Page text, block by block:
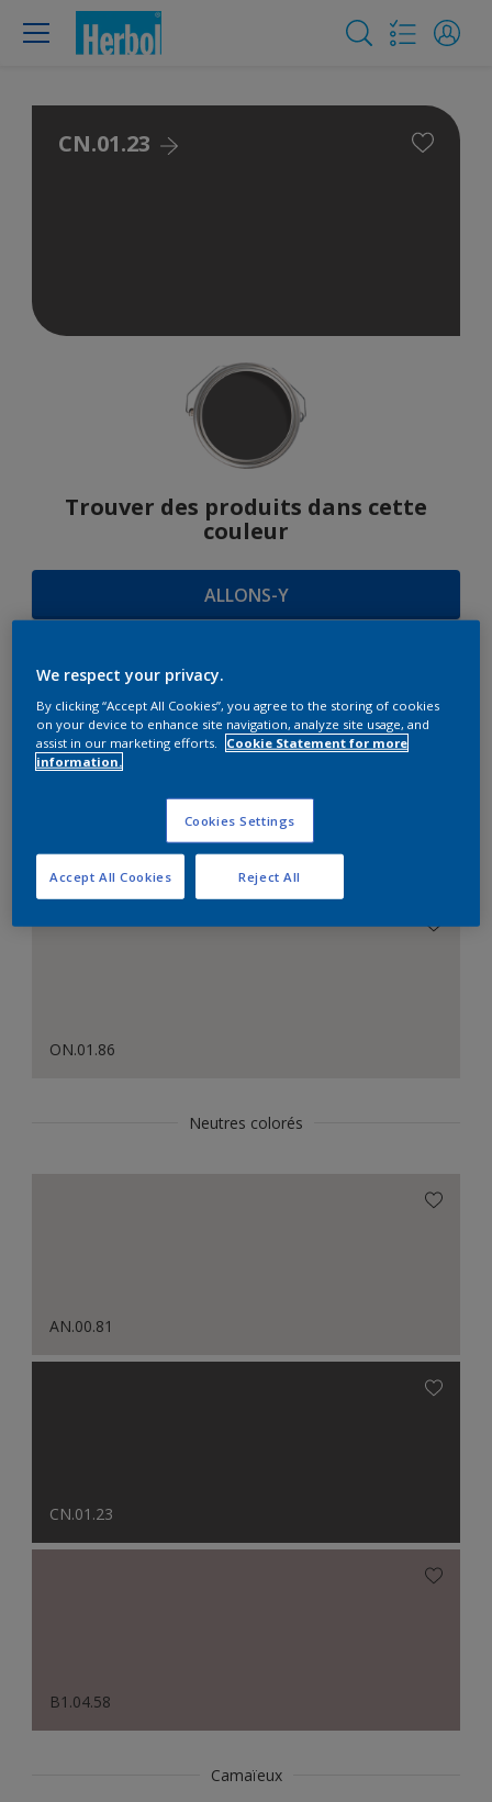
CN.01.23
Trouver des produits dans cette
couleur
ALLONS-Y
SUGGESTIONS
D'HARMONIES
Le Blanc Parfait
ON.01.86
Neutres colorés
AN.00.81
CN.01.23
B1.04.58
Camaïeux
We respect your privacy.
By clicking “Accept All Cookies”, you agree to the storing of cookies
on your device to enhance site navigation, analyze site usage, and
assist in our marketing efforts.
Cookie Statement for more
information.
Cookies Settings
Reject All
Accept All Cookies